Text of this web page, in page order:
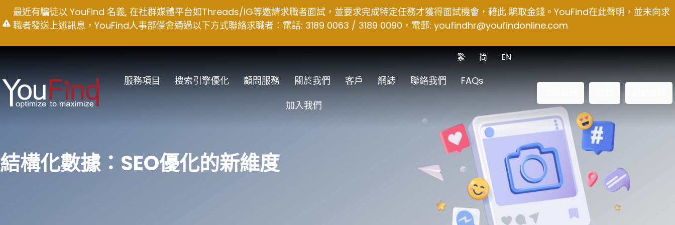
to
最近有騙徒以 YouFind 名義, 在社群媒體平台如Threads/IG等邀請求職者面試，並要求完成特定任務才獲得面試機會，藉此 騙取金錢。YouFind在此聲明，並未向求
職者發送上述訊息，YouFind人事部僅會通過以下方式聯絡求職者：電話: 3189 0063 / 3189 0090，電郵: youfindhr@youfindonline.com
EN
简
繁
服務項目 搜索引擎優化 顧問服務 關於我們 客戶 網誌 聯絡我們
FAQs
加入我們
結構化數據：SEO優化的新維度